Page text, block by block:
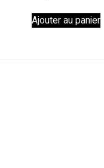
Ajouter au panier